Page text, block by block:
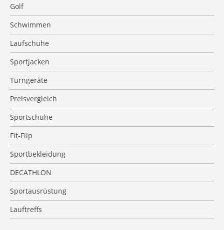
Golf
Schwimmen
Laufschuhe
Sportjacken
Turngeräte
Preisvergleich
Sportschuhe
Fit-Flip
Sportbekleidung
DECATHLON
Sportausrüstung
Lauftreffs